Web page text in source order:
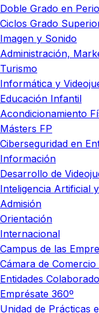
Doble Grado en
Ciclos Grado
Imagen y Sonido
Administración,
Turismo
Informática y
Educación Infantil
Acondicionamiento
Másters FP
Ciberseguridad en
Información
Desarrollo de
Inteligencia Artificial
Admisión
Orientación
Internacional
Campus de las
Cámara de Comercio
Entidades
Emprésate 360º
Unidad de Prácticas